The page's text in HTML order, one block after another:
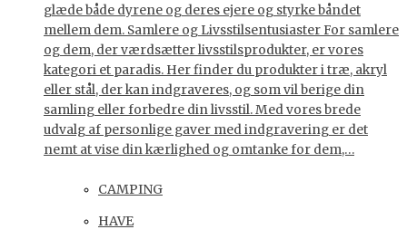
glæde både dyrene og deres ejere og styrke båndet
mellem dem. Samlere og Livsstilsentusiaster For samlere
og dem, der værdsætter livsstilsprodukter, er vores
kategori et paradis. Her finder du produkter i træ, akryl
eller stål, der kan indgraveres, og som vil berige din
samling eller forbedre din livsstil. Med vores brede
udvalg af personlige gaver med indgravering er det
nemt at vise din kærlighed og omtanke for dem,…
CAMPING
HAVE